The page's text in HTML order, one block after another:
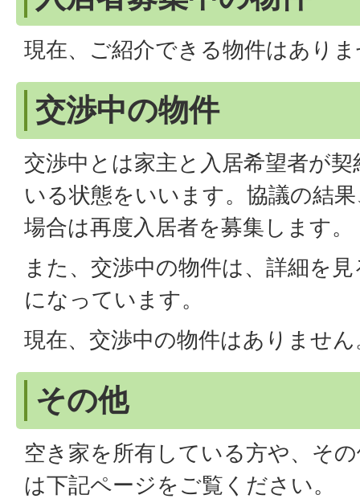
現在、ご紹介できる物件はあり
交渉中の物件
交渉中とは家主と入居希望者が
いる状態をいいます。協議の結
場合は再度入居者を募集します。
また、交渉中の物件は、詳細を
になっています。
現在、交渉中の物件はありません
その他
空き家を所有している方や、そ
は下記ページをご覧ください。